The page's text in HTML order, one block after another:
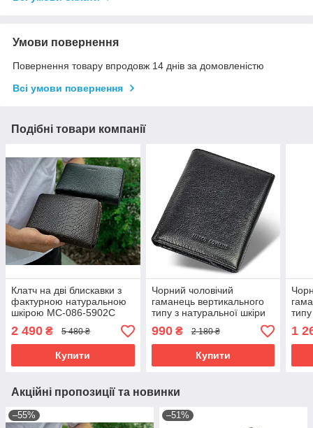
Умови повернення
Повернення товару впродовж 14 днів за домовленістю
Всі умови повернення
Подібні товари компанії
Клатч на дві блискавки з
фактурною натуральною
шкірою MC-086-5902С
2 490 ₴ 5 480 ₴
Купити
Чорний чоловічий
гаманець вертикального
типу з натуральної шкіри
на магніті Marco Coverna
MC-1286
990₴ 2 180 ₴
Купити
під
1
Акційні пропозиції та новинки
–55% –51%